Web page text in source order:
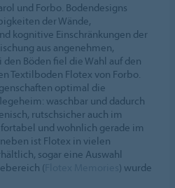
und Forbo. Bodendesigns
der Wände,
kognitive Einschränkungen der
aus angenehmen,
Böden fiel die Wahl auf den
Textilboden Flotex von Forbo.
optimal die
waschbar und dadurch
rutschsicher auch im
und wohnlich gerade im
ist Flotex in vielen
sogar eine Auswahl
(
) wurde